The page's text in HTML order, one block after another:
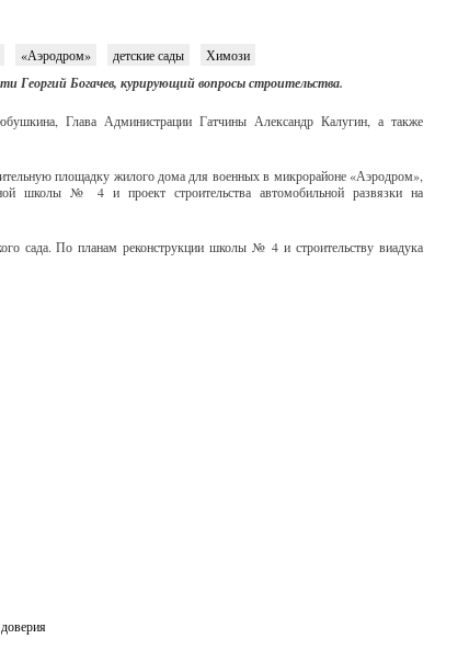
«Аэродром» детские сады Химози
Георгий Богачев, курирующий вопросы строительства.
Глава Администрации Гатчины Александр Калугин, а также
площадку жилого дома для военных в микрорайоне «Аэродром»,
школы № 4 и проект строительства автомобильной развязки на
сада. По планам реконструкции школы № 4 и строительству виадука